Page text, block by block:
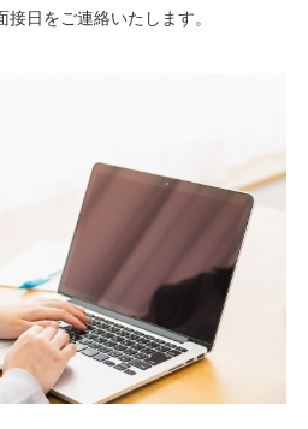
日をご連絡いたします。